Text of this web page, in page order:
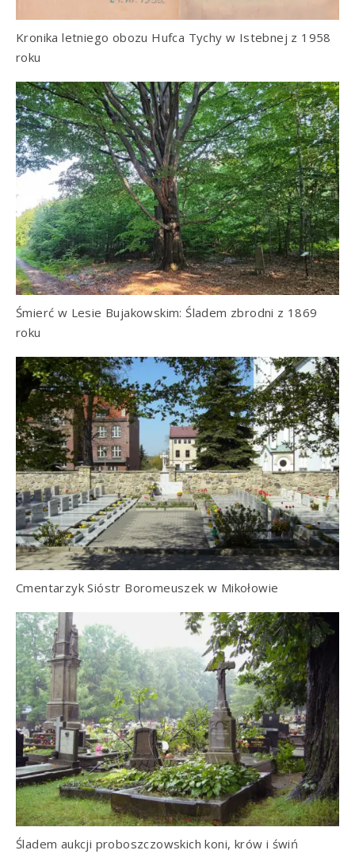
Kronika letniego obozu Hufca Tychy w Istebnej z 1958
roku
Śmierć w Lesie Bujakowskim: Śladem zbrodni z 1869
roku
Cmentarzyk Sióstr Boromeuszek w Mikołowie
Śladem aukcji proboszczowskich koni, krów i świń